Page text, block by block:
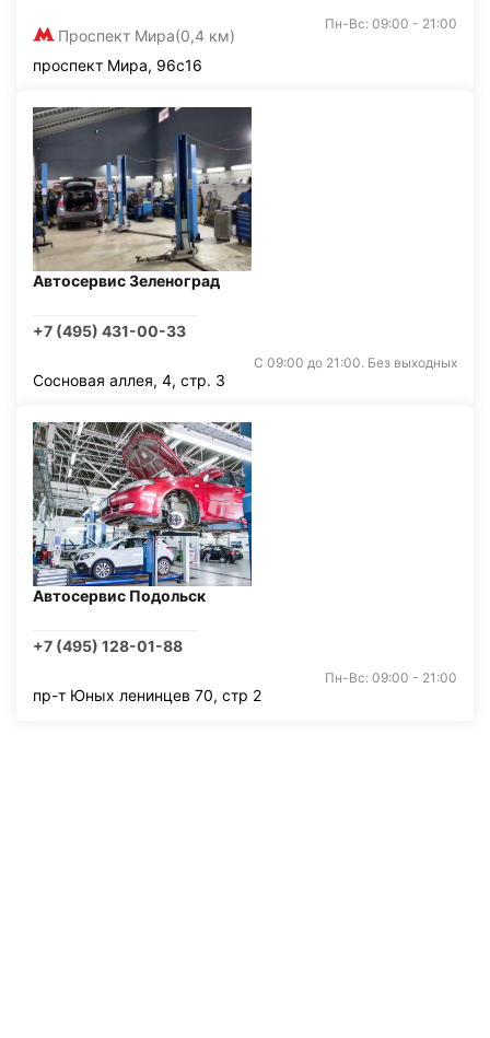
Проспект Мира(0,4 км)
Пн-Вс: 09:00 - 21:00
проспект Мира, 96с16
Автосервис Зеленоград
+7 (495) 431-00-33
С 09:00 до 21:00. Без выходных
Сосновая аллея, 4, стр. 3
Автосервис Подольск
+7 (495) 128-01-88
Пн-Вс: 09:00 - 21:00
пр-т Юных ленинцев 70, стр 2